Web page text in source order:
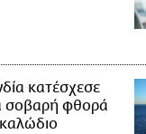
κατέσχεσε
σοβαρή φθορά